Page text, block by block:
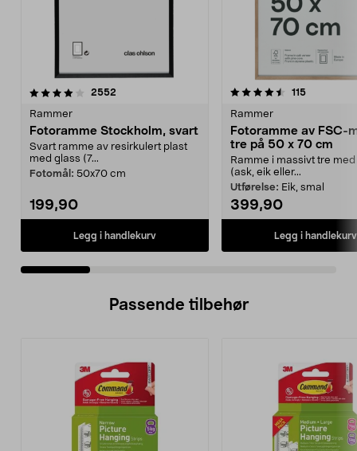
2552
Rammer
Fotoramme Stockholm, svart
Svart ramme av resirkulert plast
med glass (7...
Fotomål: 50x70 cm
199,90
Legg i handlekurv
4.5 av 5 stjerner 115
Rammer
Fotoramme av FSC-
tre på 50 x 70 cm
Ramme i massivt tre
(ask, eik eller...
Utførelse: Eik, smal
399,90
Legg i handlekurv
4.0 av 5 stjerner
Passende tilbehør